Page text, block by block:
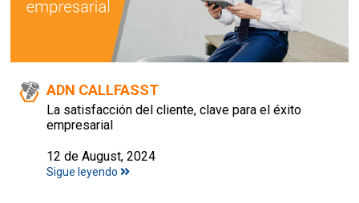
ADN CALLFASST
La satisfacción del cliente, clave para el éxito
empresarial
12 de August, 2024
Sigue leyendo